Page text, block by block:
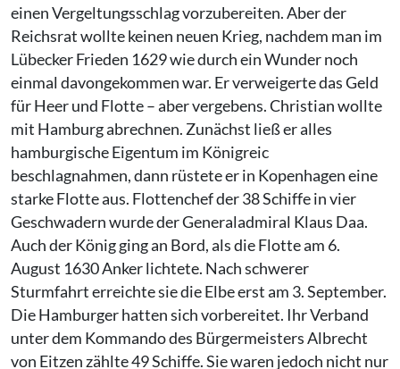
einen Vergeltungsschlag vorzubereiten. Aber der
Reichsrat wollte keinen neuen Krieg, nachdem man im
Lübecker Frieden 1629 wie durch ein Wunder noch
einmal davongekommen war. Er verweigerte das Geld
für Heer und Flotte – aber vergebens. Christian wollte
mit Hamburg abrechnen. Zunächst ließ er alles
hamburgische Eigentum im Königreic
beschlagnahmen, dann rüstete er in Kopenhagen eine
starke Flotte aus. Flottenchef der 38 Schiffe in vier
Geschwadern wurde der Generaladmiral Klaus Daa.
Auch der König ging an Bord, als die Flotte am 6.
August 1630 Anker lichtete. Nach schwerer
Sturmfahrt erreichte sie die Elbe erst am 3. September.
Die Hamburger hatten sich vorbereitet. Ihr Verband
unter dem Kommando des Bürgermeisters Albrecht
von Eitzen zählte 49 Schiffe. Sie waren jedoch nicht nur